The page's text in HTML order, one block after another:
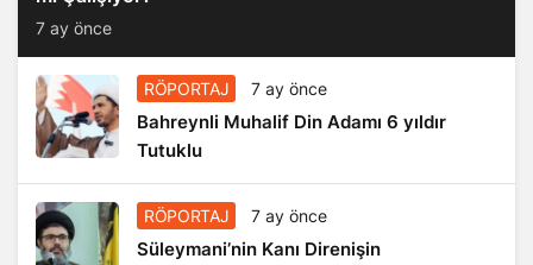
7 ay önce
RÖPORTAJ 7 ay önce
Bahreynli Muhalif Din Adamı 6 yıldır
Tutuklu
RÖPORTAJ 7 ay önce
Süleymani’nin Kanı Direnişin